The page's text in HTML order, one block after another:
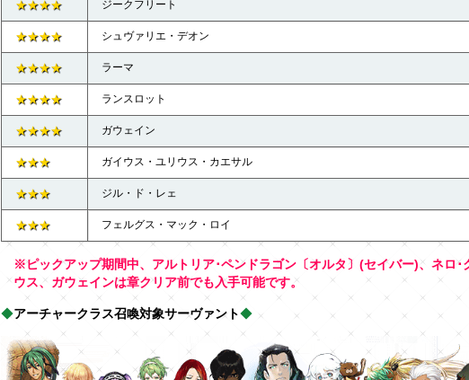
★★★★ ジークフリート
★★★★ シュヴァリエ・デオン
★★★★ ラーマ
★★★★ ランスロット
★★★★ ガウェイン
★★★ ガイウス・ユリウス・カエサル
★★★ ジル・ド・レェ
★★★ フェルグス・マック・ロイ
※ピックアップ期間中、アルトリア･ペンドラゴン〔オルタ〕(セイバー)、ネロ･
ウス、ガウェインは章クリア前でも入手可能です。
◆アーチャークラス召喚対象サーヴァント◆